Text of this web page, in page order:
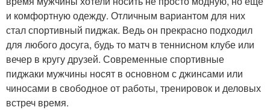
и комфортную одежду. Отличным вариантом для них
стал спортивный пиджак. Ведь он прекрасно подходил
для любого досуга, будь то матч в теннисном клубе или
вечер в кругу друзей. Современные спортивные
пиджаки мужчины носят в основном с джинсами или
чиносами в свободное от работы, тренировок и деловых
встреч время.